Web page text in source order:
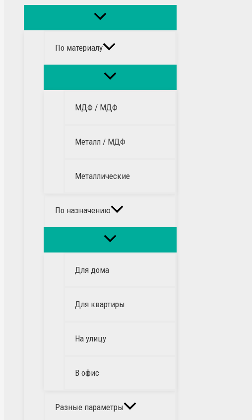
По материалу
МДФ / МДФ
Металл / МДФ
Металлические
По назначению
Для дома
Для квартиры
На улицу
В офис
Разные параметры